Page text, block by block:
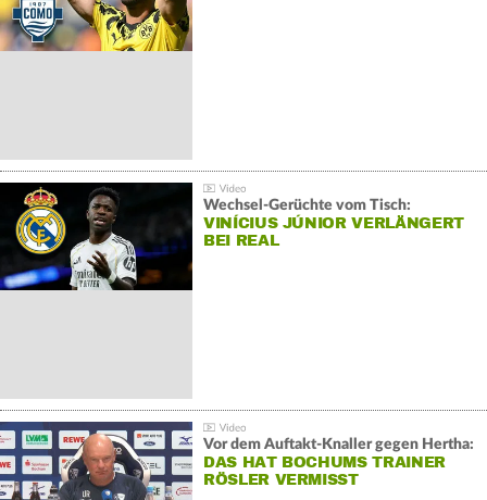
Wechsel-Gerüchte vom Tisch:
VINÍCIUS JÚNIOR VERLÄNGERT
BEI REAL
Vor dem Auftakt-Knaller gegen Hertha:
DAS HAT BOCHUMS TRAINER
RÖSLER VERMISST